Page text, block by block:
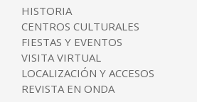
HISTORIA
CENTROS CULTURALES
FIESTAS Y EVENTOS
VISITA VIRTUAL
LOCALIZACIÓN Y ACCESOS
REVISTA EN ONDA